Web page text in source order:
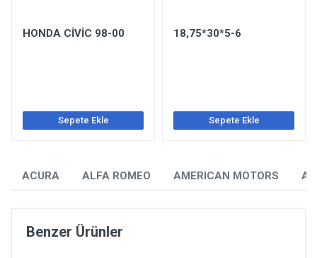
ACURA ALFA ROMEO AMERICAN MOTORS
Benzer Ürünler
HONDA CİVİC 98-00
Sepete Ekle
18,75*30*5-6
Sepete Ekle